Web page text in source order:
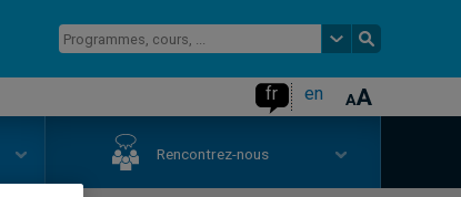
fr en
Rencontrez-nous